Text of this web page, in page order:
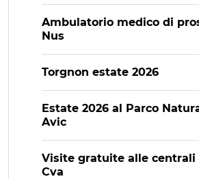
Ambulatorio medico di
Nus
Torgnon estate 2026
Estate 2026 al Parco
Avic
Visite gratuite alle centrali
Cva